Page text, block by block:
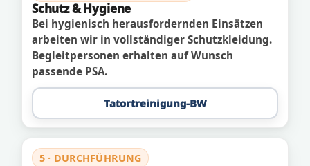
Schutz & Hygiene
Bei hygienisch herausfordernden Einsätzen
arbeiten wir in vollständiger Schutzkleidung.
Begleitpersonen erhalten auf Wunsch
passende PSA.
Tatortreinigung-BW
5 · DURCHFÜHRUNG